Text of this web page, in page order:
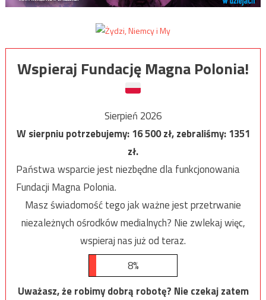
Wspieraj Fundację Magna Polonia!
Sierpień 2026
W sierpniu potrzebujemy:16 500zł, zebraliśmy:1351
zł.
Państwa wsparcie jest niezbędne dla funkcjonowania
Fundacji Magna Polonia.
Masz świadomość tego jak ważne jest przetrwanie
niezależnych ośrodków medialnych? Nie zwlekaj więc,
wspieraj nas już od teraz.
8%
Uważasz, że robimy dobrą robotę? Nie czekaj zatem